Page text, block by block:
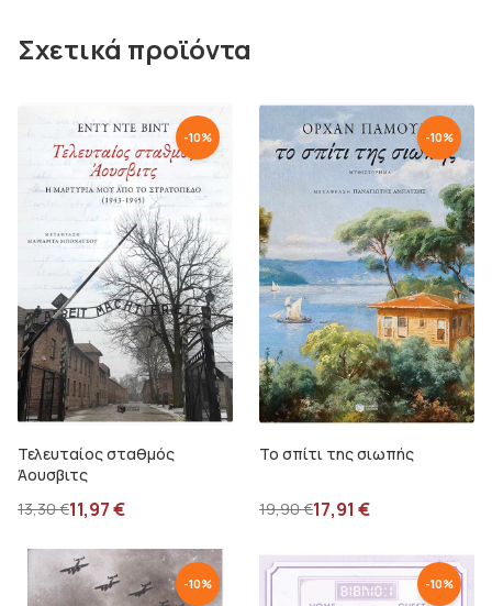
Σχετικά προϊόντα
-10%
Τελευταίος σταθμός
Άουσβιτς
13,30€11,97€
-10%
Το σπίτι της σιωπής
19,90€17,91 €
-10% -10%